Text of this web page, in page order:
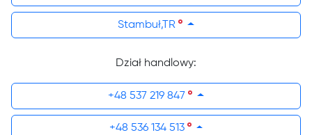
Stambuł,TR
Dział handlowy:
+48 537 219 847
+48 536 134 513